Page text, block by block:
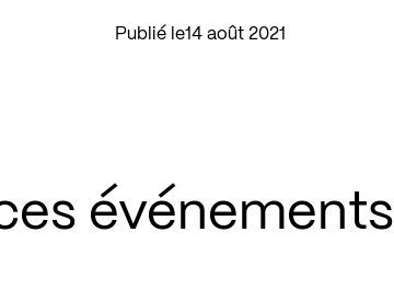
Publié le 14 août 2021
événements